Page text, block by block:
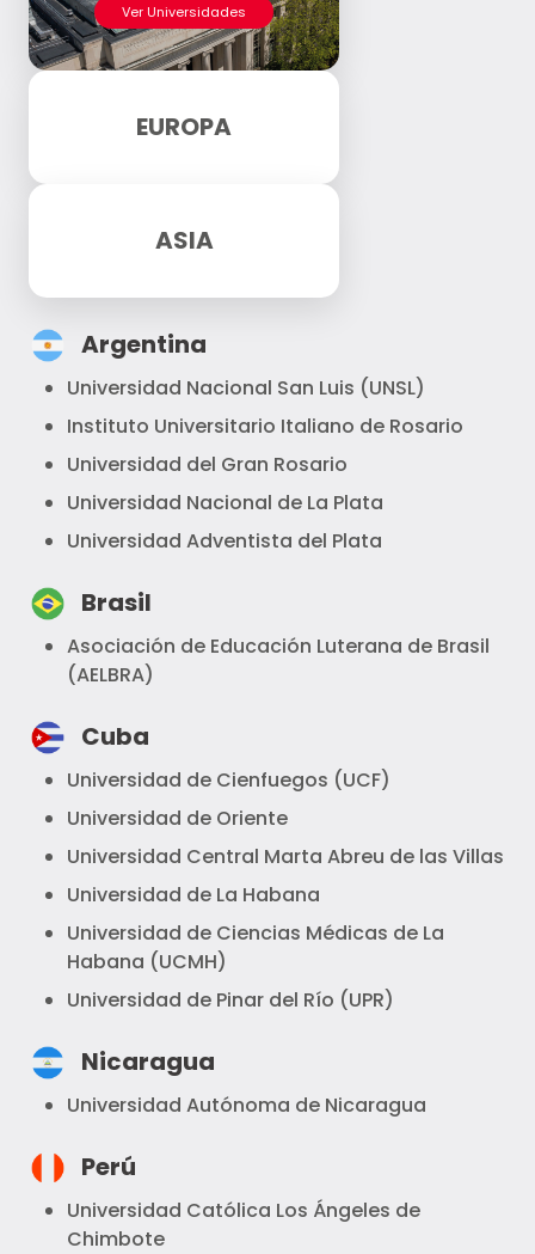
Ver Universidades
EUROPA
ASIA
Argentina
Universidad Nacional San Luis (UNSL)
Instituto Universitario Italiano de Rosario
Universidad del Gran Rosario
Universidad Nacional de La Plata
Universidad Adventista del Plata
Brasil
Asociación de Educación Luterana de Brasil
(AELBRA)
Cuba
Universidad de Cienfuegos (UCF)
Universidad de Oriente
Universidad Central Marta Abreu de las Villas
Universidad de La Habana
Universidad de Ciencias Médicas de La
Habana (UCMH)
Universidad de Pinar del Río (UPR)
Nicaragua
Universidad Autónoma de Nicaragua
Perú
Universidad Católica Los Ángeles de
Chimbote